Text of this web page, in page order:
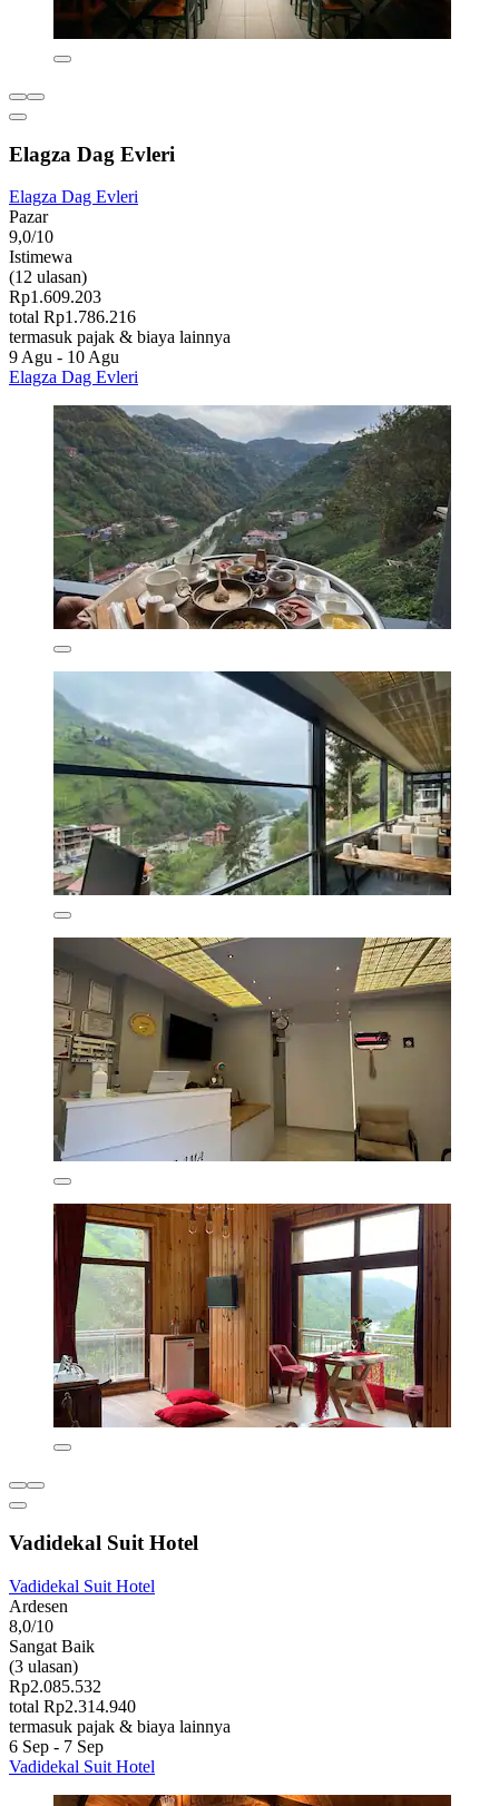
Elagza Dag Evleri
Elagza Dag Evleri
Pazar
9,0/10
Istimewa
(12 ulasan)
Rp1.609.203
total Rp1.786.216
termasuk pajak & biaya lainnya
9 Agu - 10 Agu
Elagza Dag Evleri
Vadidekal Suit Hotel
Vadidekal Suit Hotel
Ardesen
8,0/10
Sangat Baik
(3 ulasan)
Rp2.085.532
total Rp2.314.940
termasuk pajak & biaya lainnya
6 Sep - 7 Sep
Vadidekal Suit Hotel